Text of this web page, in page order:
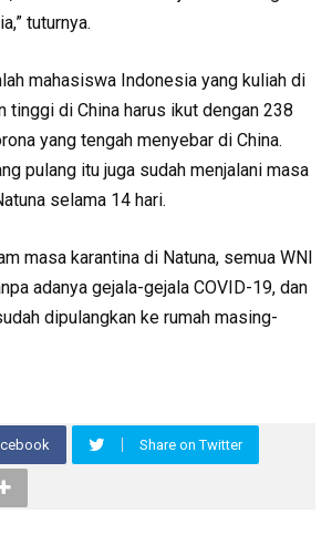
tuturnya.
mahasiswa Indonesia yang kuliah di
tinggi di China harus ikut dengan 238
yang tengah menyebar di China.
pulang itu juga sudah menjalani masa
selama 14 hari.
masa karantina di Natuna, semua WNI
adanya gejala-gejala COVID-19, dan
dipulangkan ke rumah masing-
Share on Twitter